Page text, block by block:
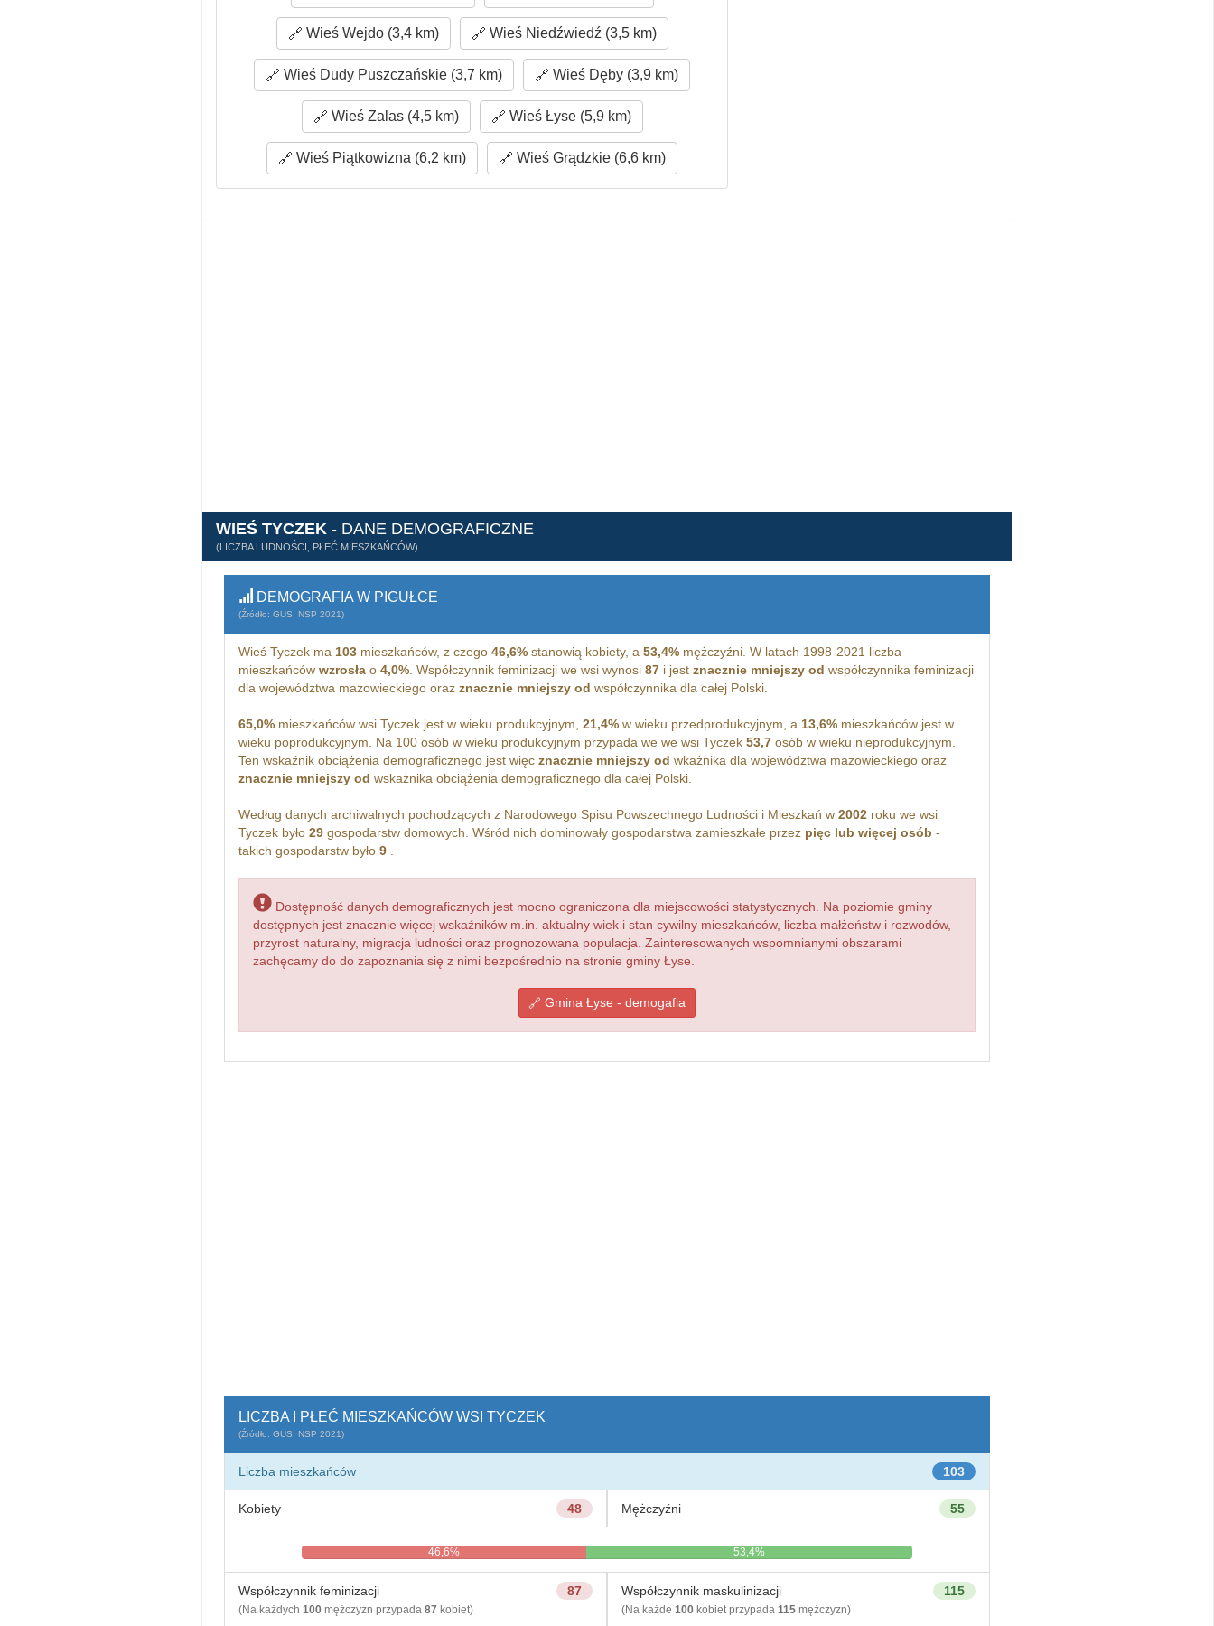
Wieś Wejdo (3,4 km) Wieś Niedźwiedź (3,5 km)
Wieś Dudy Puszczańskie (3,7 km) Wieś Dęby (3,9 km)
Wieś Zalas (4,5 km) Wieś Łyse (5,9 km)
Wieś Piątkowizna (6,2 km) Wieś Grądzkie (6,6 km)
WIEŚ TYCZEK - DANE DEMOGRAFICZNE
(LICZBA LUDNOŚCI, PŁEĆ MIESZKAŃCÓW)
DEMOGRAFIA W PIGUŁCE
(Źródło: GUS, NSP 2021)
Wieś Tyczek ma 103mieszkańców, z czego 46,6%stanowią kobiety, a 53,4%mężczyźni. W latach 1998-2021 liczba
mieszkańców wzrosłao 4,0%. Współczynnik feminizacji we wsi wynosi 87i jest znacznie mniejszy od współczynnika feminizacji
dla województwa mazowieckiego oraz znacznie mniejszy od współczynnika dla całej Polski.
65,0%mieszkańców wsi Tyczek jest w wieku produkcyjnym, 21,4%w wieku przedprodukcyjnym, a 13,6%mieszkańców jest w
wieku poprodukcyjnym. Na 100 osób w wieku produkcyjnym przypada we we wsi Tyczek 53,7osób w wieku nieprodukcyjnym.
Ten wskaźnik obciążenia demograficznego jest więc znacznie mniejszy od wkażnika dla województwa mazowieckiego oraz
znacznie mniejszy od wskażnika obciążenia demograficznego dla całej Polski.
Według danych archiwalnych pochodzących z Narodowego Spisu Powszechnego Ludności i Mieszkań w 2002roku we wsi
Tyczek było 29gospodarstw domowych. Wśród nich dominowały gospodarstwa zamieszkałe przez pięc lub więcej osób -
takich gospodarstw było 9.
Dostępność danych demograficznych jest mocno ograniczona dla miejscowości statystycznych. Na poziomie gminy
dostępnych jest znacznie więcej wskaźników m.in. aktualny wiek i stan cywilny mieszkańców, liczba małżeństw i rozwodów,
przyrost naturalny, migracja ludności oraz prognozowana populacja. Zainteresowanych wspomnianymi obszarami
zachęcamy do do zapoznania się z nimi bezpośrednio na stronie gminy Łyse.
Gmina Łyse - demogafia
LICZBA I PŁEĆ MIESZKAŃCÓW WSI TYCZEK
(Źródło: GUS, NSP 2021)
103
Liczba mieszkańców
48
Kobiety 55
Mężczyźni
46,6% 53,4%
87
Współczynnik feminizacji
(Na każdych 100mężczyzn przypada 87 kobiet)
115
Współczynnik maskulinizacji
(Na każde 100kobiet przypada 115mężczyzn)